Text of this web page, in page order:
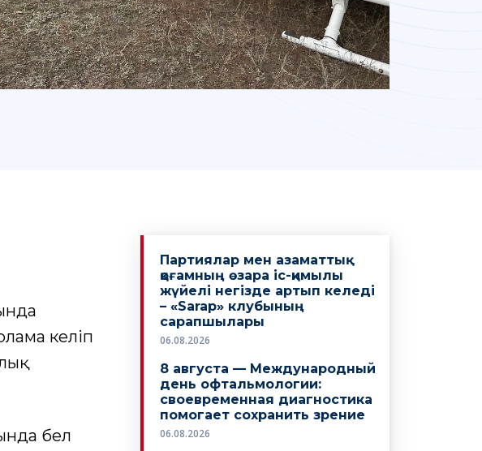
келіп
бел
Партиялар мен азаматтық
қоғамның өзара іс-қимылы
жүйелі негізде артып келеді
– «Sarap» клубының
сарапшылары
06.08.2026
8 августа — Международный
день офтальмологии:
своевременная диагностика
помогает сохранить зрение
06.08.2026